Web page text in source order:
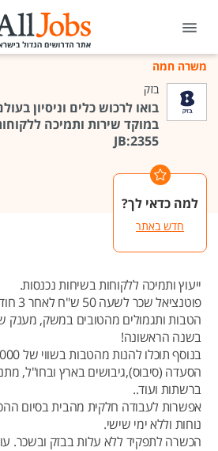
משרה חמה
בזק
בואו לרכוש כלים וניסיון
JB:2355
למה כדאי לך?
חדש באתר
ייעוץ ותמיכה ללקוחות בשיחות נכנסות.
פוטנציאל שכר לשעה 50 ש"ח לאחר 3 חודשים בתפקיד.
בשנה הראשונה!
הסעדה (סיבוס),גיבושים בארץ ובחו"ל,
ברשתות ועוד..
אפשרות לעבודה חלקית מהבית בסיום
נוחות וללא ימי שישי.
הכשרה לתפקיד ללא עלות בבזק ובשכר.